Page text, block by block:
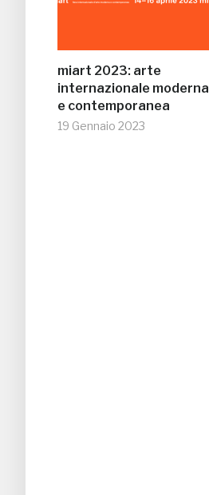
miart 2023: arte
internazionale moderna
e contemporanea
19 Gennaio 2023